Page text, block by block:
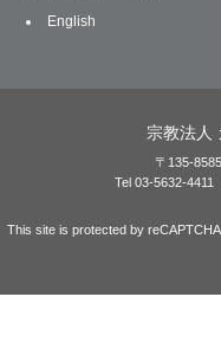
English
宗教法人
〒135-
Tel 03-5632-4411
This site is protected by